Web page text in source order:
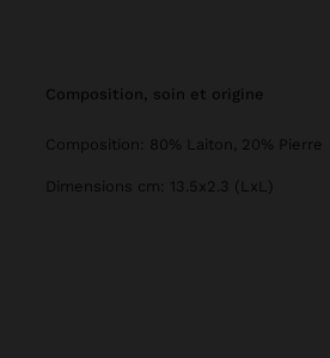
composition, soin et origine
Composition: 80% Laiton, 20% Pierre
Dimensions cm: 13.5x2.3 (LxL)